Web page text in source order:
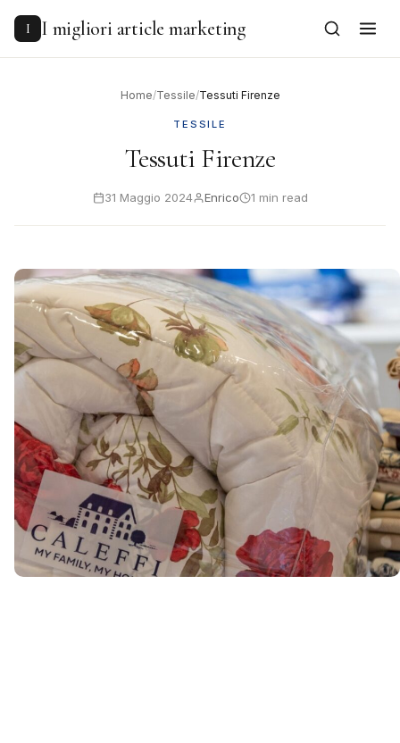
content
I I migliori article marketing
Home/Tessile/Tessuti Firenze
TESSILE
Tessuti Firenze
31 Maggio 2024 Enrico 1 min read